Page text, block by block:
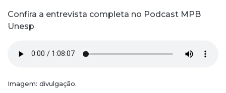
Confira a entrevista completa no Podcast MPB
Unesp
Imagem: divulgação.